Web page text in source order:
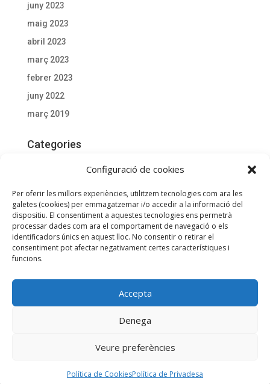
Configuració de cookies
Per oferir les millors experiències, utilitzem tecnologies com ara les
galetes (cookies) per emmagatzemar i/o accedir a la informació del
dispositiu. El consentiment a aquestes tecnologies ens permetrà
processar dades com ara el comportament de navegació o els
identificadors únics en aquest lloc. No consentir o retirar el
consentiment pot afectar negativament certes característiques i
funcions.
Accepta
Denega
Veure preferències
Política de CookiesPolítica de Privadesa
juny 2023
maig 2023
abril 2023
març 2023
febrer 2023
juny 2022
març 2019
Categories
General
Meta
Entra
Avís Legal
Utilitzem galetes per a oferir-te la millor experiència a la nostra
Configurar
Rebutja Configuració